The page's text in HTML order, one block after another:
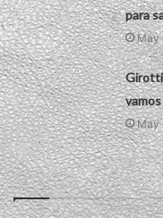
para
May
Girotti
May